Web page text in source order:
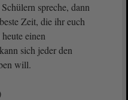
spreche, dann
Zeit, die ihr euch
einen
sich jeder den
will.